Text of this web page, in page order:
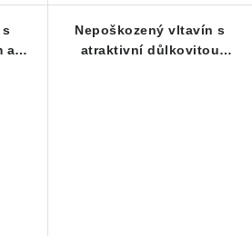
s
a
Nepoškozený vltavín s
atraktivní důlkovitou